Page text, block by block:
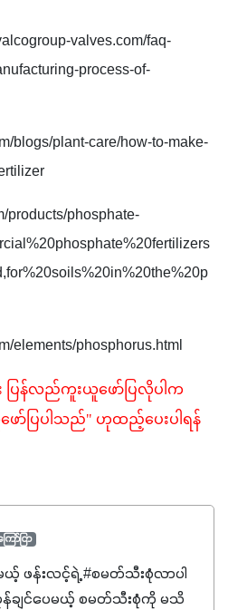
valves.com/faq-
process-of-
blogs/plant-care/how-to-make-
products/phosphate-
elements/phosphorus.html
း ပြန်လည်ကူးယူဖော်ပြလိုပါက
ော်ပြပါသည်" ဟုထည့်ပေးပါရန်
ြော်ငြာ
ဖန်းလင့်ရဲ့ #စမတ်သီးစုံလာပါ
န်ချင်ပေမယ့် စမတ်သီးစုံကို မသိ